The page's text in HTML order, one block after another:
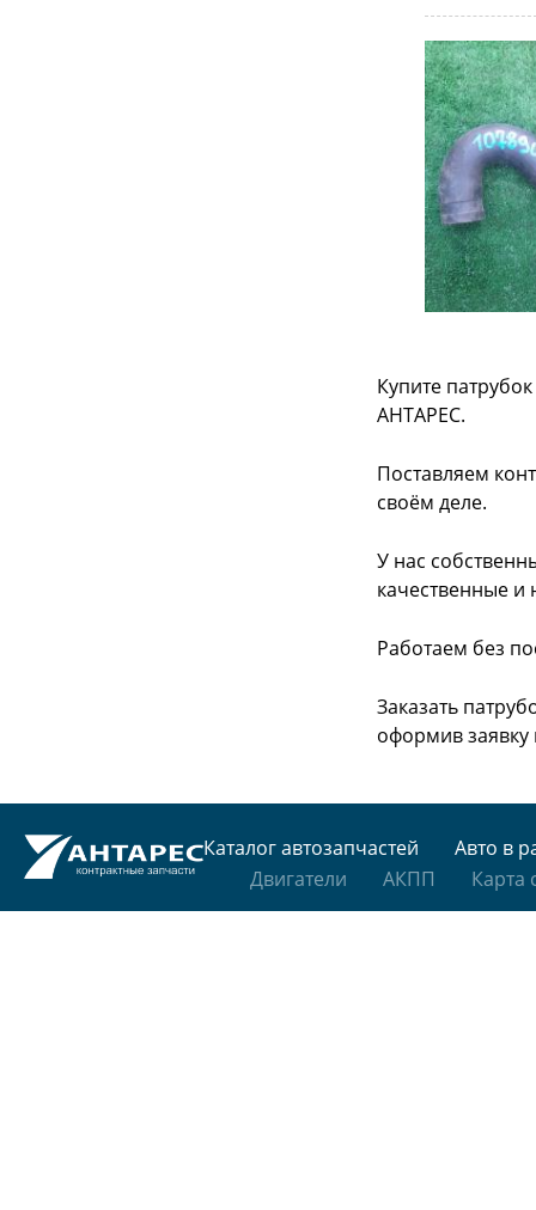
Купите
АНТАРЕС.
Поставляем
своём деле.
У нас
качественные и
Работаем без
Заказать
оформив заявку
Каталог автозапчастей
Авто в
Двигатели
АКПП Карта